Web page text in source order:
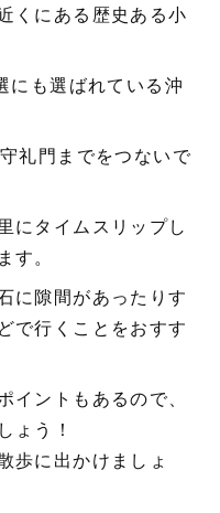
くにある歴史ある小
にも選ばれている沖
礼門までをつないで
にタイムスリップし
。
に隙間があったりす
で行くことをおすす
イントもあるので、
ょう！
歩に出かけましょ